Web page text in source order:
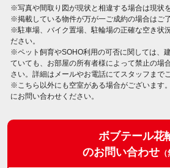
※写真や間取り図が現状と相違する場合は現状
※掲載している物件が万が一ご成約の場合はご
※駐車場、バイク置場、駐輪場の正確な空き状
ださい。
※ペット飼育やSOHO利用の可否に関しては、
ていても、お部屋の所有者様によって禁止の場
さい。詳細はメールやお電話にてスタッフまで
※こちら以外にも空室がある場合がございます
にお問い合わせください。
ボブテール花
のお問い合わせ